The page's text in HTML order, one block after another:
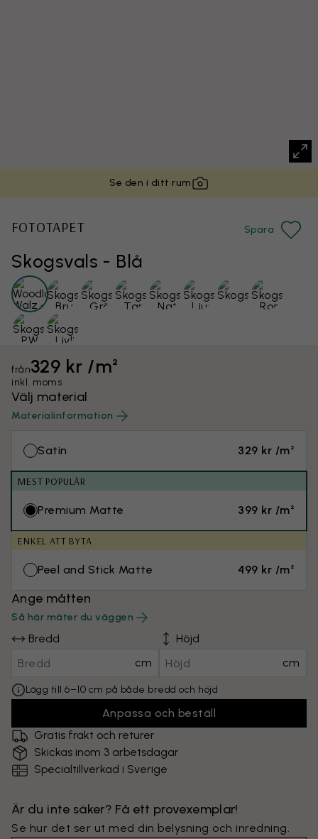
Se den i ditt rum
Skogsvals - Blå
FOTOTAPET Spara
från329 kr /m²
inkl. moms
Välj material
Materialinformation
Satin 329 kr /m²
MEST POPULÄR
Premium Matte 399 kr /m²
ENKEL ATT BYTA
Peel and Stick Matte 499 kr /m²
Ange måtten
Så här mäter du väggen
Bredd
cm
Höjd
cm
Lägg till 6–10 cm på både bredd och höjd
Anpassa och beställ
Gratis frakt och returer
Skickas inom 3 arbetsdagar
Specialtillverkad i Sverige
Är du inte säker? Få ett provexemplar!
Se hur det ser ut med din belysning och inredning.